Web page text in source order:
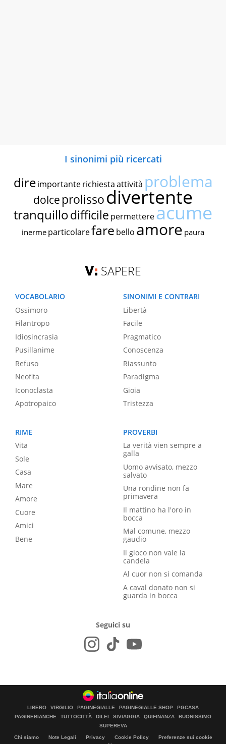
I sinonimi più ricercati
dire importante richiestaattività problema
dolce prolissodivertente
tranquillodifficile permettereacume
inerme particolarefare bello amore paura
SAPERE
VOCABOLARIO
Ossimoro
Filantropo
Idiosincrasia
Pusillanime
Refuso
Neofita
Iconoclasta
Apotropaico
SINONIMI E CONTRARI
Libertà
Facile
Pragmatico
Conoscenza
Riassunto
Paradigma
Gioia
Tristezza
RIME
Vita
Sole
Casa
Mare
Amore
Cuore
Amici
Bene
PROVERBI
La verità vien sempre a
galla
Uomo avvisato, mezzo
salvato
Una rondine non fa
primavera
Il mattino ha l'oro in
bocca
Mal comune, mezzo
gaudio
Il gioco non vale la
candela
Al cuor non si comanda
A caval donato non si
guarda in bocca
Seguici su
LIBERO VIRGILIO PAGINEGIALLE PAGINEGIALLE SHOP
PGCASA
PAGINEBIANCHE
TUTTOCITTÀ DILEI SIVIAGGIA QUIFINANZA
BUONISSIMO
SUPEREVA
Chi siamo Note Legali Privacy Cookie Policy
Preferenze sui cookie